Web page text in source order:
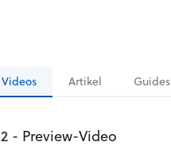
Videos Artikel Guides
- Preview-Video